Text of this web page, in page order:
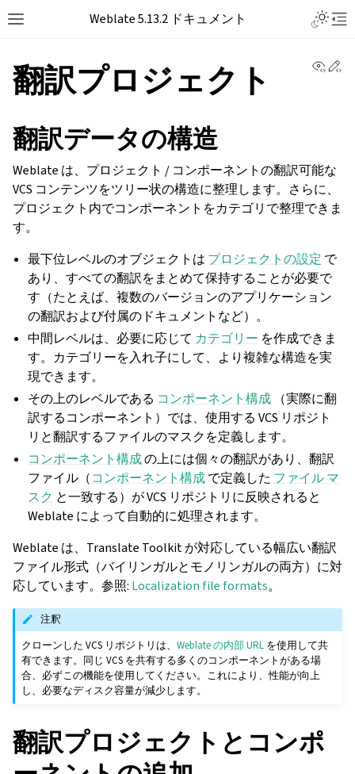
Toggle site navigation sidebar
Weblate 5.13.2 ドキュメント
翻訳プロジェクト
翻訳データの構造
Weblate は、プロジェクト / コンポーネントの翻訳可能な
VCS コンテンツをツリー状の構造に整理します。さらに、
プロジェクト内でコンポーネントをカテゴリで整理できま
す。
最下位レベルのオブジェクトは プロジェクトの設定 で
あり、すべての翻訳をまとめて保持することが必要で
す（たとえば、複数のバージョンのアプリケーション
の翻訳および付属のドキュメントなど）。
中間レベルは、必要に応じて カテゴリー を作成できま
す。カテゴリーを入れ子にして、より複雑な構造を実
現できます。
その上のレベルである コンポーネント構成 （実際に翻
訳するコンポーネント）では、使用する VCS リポジト
リと翻訳するファイルのマスクを定義します。
コンポーネント構成の上には個々の翻訳があり、翻訳
ファイル（コンポーネント構成で定義した ファイル マ
スク と一致する）が VCS リポジトリに反映されると
Weblate によって自動的に処理されます。
Weblate は、Translate Toolkit が対応している幅広い翻訳
ファイル形式（バイリンガルとモノリンガルの両方）に対
応しています。参照: Localization file formats。
注釈
クローンした VCS リポジトリは、Weblate の内部 URL を使用して共
有できます。同じ VCS を共有する多くのコンポーネントがある場
合、必ずこの機能を使用してください。これにより、性能が向上
し、必要なディスク容量が減少します。
翻訳プロジェクトとコンポ